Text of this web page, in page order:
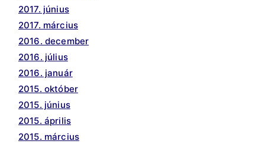
2017. június
2017. március
2016. december
2016. július
2016. január
2015. október
2015. június
2015. április
2015. március